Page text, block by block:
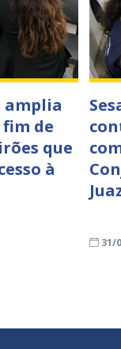
amplia
de
que
à
31/